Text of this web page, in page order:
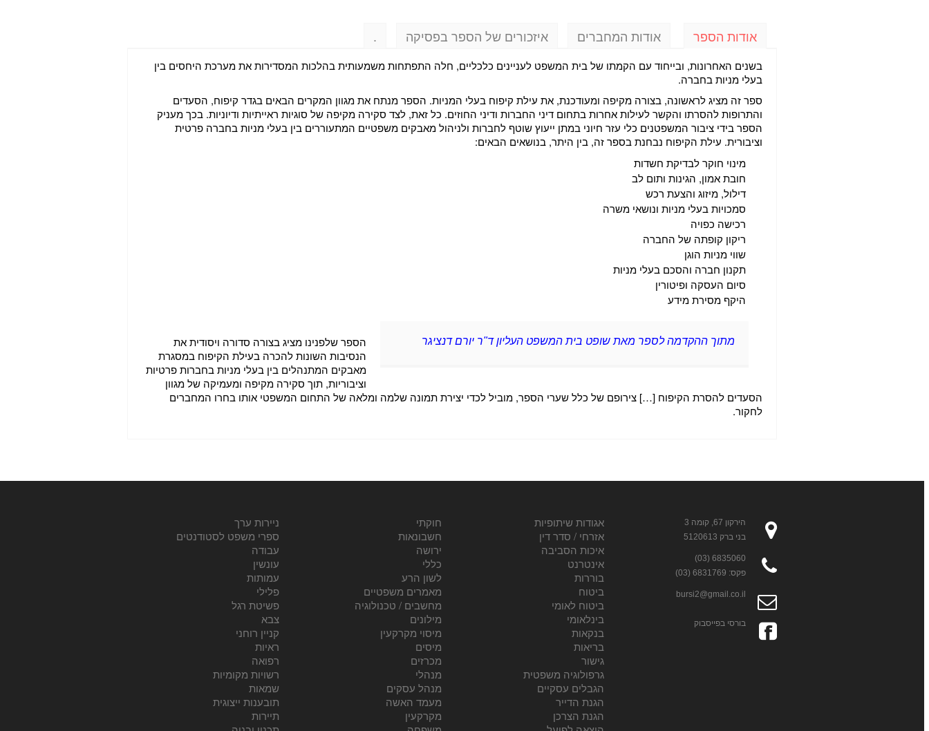
אודות הספר
בשנים האחרונות, ובייחוד עם הקמתו של בית המשפט לעניינים כלכליים, חלה התפתחות משמעותית בהלכות המסדירות את מערכת היחסים בין
בעלי מניות בחברה.
ספר זה מציג לראשונה, בצורה מקיפה ומעודכנת, את עילת קיפוח בעלי המניות. הספר מנתח את מגוון המקרים הבאים בגדר קיפוח, הסעדים
והתרופות להסרתו והקשר לעילות אחרות בתחום דיני החברות ודיני החוזים. כל זאת, לצד סקירה מקיפה של סוגיות ראייתיות ודיוניות. בכך מעניק
הספר בידי ציבור המשפטנים כלי עזר חיוני במתן ייעוץ שוטף לחברות ולניהול מאבקים משפטיים המתעוררים בין בעלי מניות בחברה פרטית
וציבורית. עילת הקיפוח נבחנת בספר זה, בין היתר, בנושאים הבאים:
מינוי חוקר לבדיקת חשדות
חובת אמון, הגינות ותום לב
דילול, מיזוג והצעת רכש
סמכויות בעלי מניות ונושאי משרה
רכישה כפויה
ריקון קופתה של החברה
שווי מניות הוגן
תקנון חברה והסכם בעלי מניות
סיום העסקה ופיטורין
היקף מסירת מידע
מתוך ההקדמה לספר מאת שופט בית המשפט העליון ד"ר יורם דנציגר
הספר שלפנינו מציג בצורה סדורה ויסודית את
הנסיבות השונות להכרה בעילת הקיפוח במסגרת
מאבקים המתנהלים בין בעלי מניות בחברות פרטיות
וציבוריות, תוך סקירה מקיפה ומעמיקה של מגוון
הסעדים להסרת הקיפוח […] צירופם של כלל שערי הספר, מוביל לכדי יצירת תמונה שלמה ומלאה של התחום המשפטי אותו בחרו המחברים
לחקור.
אודות המחברים איזכורים של הספר בפסיקה .
הירקון 67, קומה 3
בני ברק 5120613
6835060 (03)
פקס: 6831769 (03)
bursi2@gmail.co.il
בורסי בפייסבוק
אגודות שיתופיות
אזרחי / סדר דין
איכות הסביבה
אינטרנט
בוררות
ביטוח
ביטוח לאומי
בינלאומי
בנקאות
בריאות
גישור
גרפולוגיה משפטית
הגבלים עסקיים
הגנת הדייר
הגנת הצרכן
חוקתי
חשבונאות
ירושה
כללי
לשון הרע
מאמרים משפטיים
מחשבים / טכנולוגיה
מילונים
מיסוי מקרקעין
מיסים
מכרזים
מנהלי
מנהל עסקים
מעמד האשה
מקרקעין
ניירות ערך
ספרי משפט לסטודנטים
עבודה
עונשין
עמותות
פלילי
פשיטת רגל
צבא
קניין רוחני
ראיות
רפואה
רשויות מקומיות
שמאות
תובענות ייצוגית
תיירות